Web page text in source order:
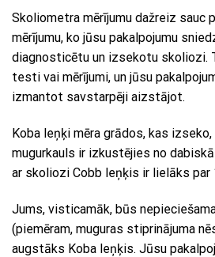
Skoliometra mērījumu dažreiz sauc
mērījumu, ko jūsu pakalpojumu
diagnosticētu un izsekotu skoliozi.
testi vai mērījumi, un jūsu
izmantot savstarpēji aizstājot.
Koba leņķi mēra grādos, kas
mugurkauls ir izkustējies no
ar skoliozi Cobb leņķis ir lielāks par
Jums, visticamāk, būs
(piemēram, muguras stiprinājuma
augstāks Koba leņķis. Jūsu